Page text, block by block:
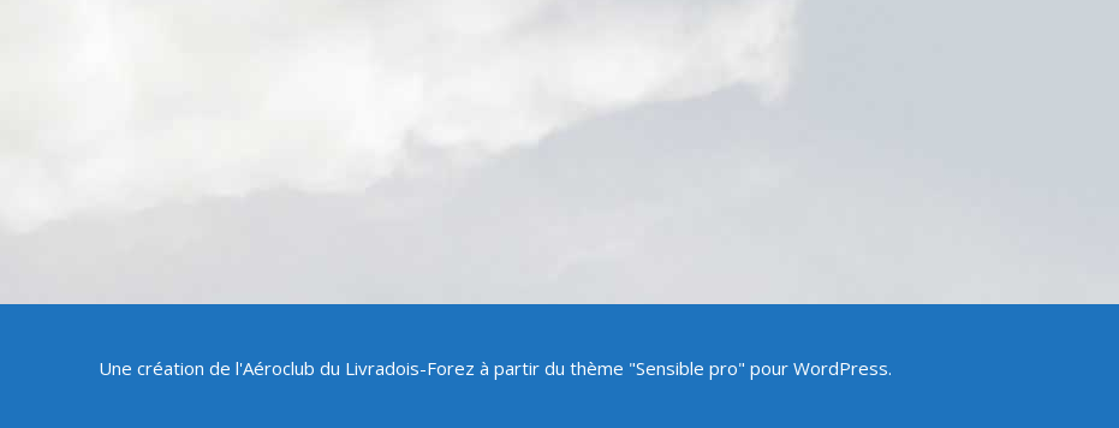
Une création de l'Aéroclub du Livradois-Forez à partir du thème "Sensible pro" pour WordPress.